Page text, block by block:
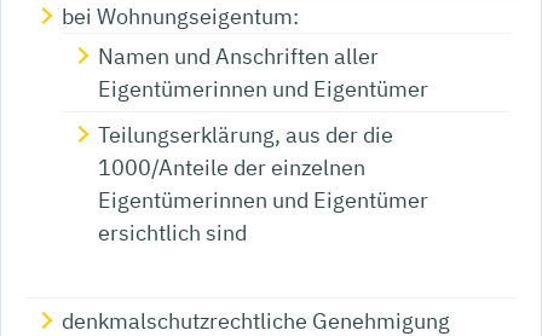
bei Wohnungseigentum:
Namen und Anschriften aller
Eigentümerinnen und Eigentümer
Teilungserklärung, aus der die
1000/Anteile der einzelnen
Eigentümerinnen und Eigentümer
ersichtlich sind
denkmalschutzrechtliche Genehmigung